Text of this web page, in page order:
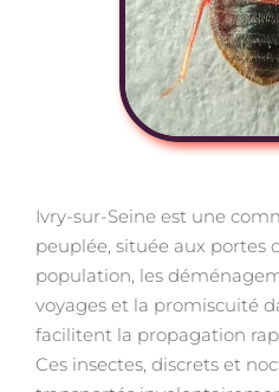
Ivry-sur-Seine est une
peuplée, située aux portes
population, les
voyages et la promiscuité
facilitent la propagation
Ces insectes, discrets et